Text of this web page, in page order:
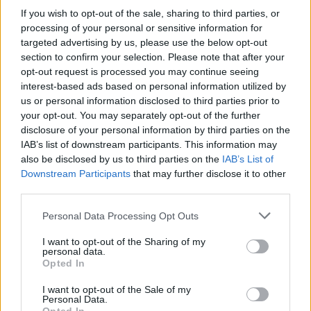
If you wish to opt-out of the sale, sharing to third parties, or
processing of your personal or sensitive information for
targeted advertising by us, please use the below opt-out
section to confirm your selection. Please note that after your
opt-out request is processed you may continue seeing
interest-based ads based on personal information utilized by
us or personal information disclosed to third parties prior to
your opt-out. You may separately opt-out of the further
disclosure of your personal information by third parties on the
IAB’s list of downstream participants. This information may
also be disclosed by us to third parties on the IAB’s List of
Downstream Participants that may further disclose it to other
Please note that this website/app uses one or more Google
not limited to your visit or usage behaviour. You may click to
grant or deny consent to Google and its third-party tags to
use your data for below specified purposes in below Google
consent section.
Personal Data Processing Opt Outs
I want to opt-out of the Sharing of my
personal data.
Opted In
I want to opt-out of the Sale of my
Personal Data.
twice.hu
Oszd meg ezt a posztot:
WhatsappRedditShare
via
ELŐZŐ POSZT
Szomorú hír érkezett: elhunyt az Éjjel-
nappal Budapest szereplője